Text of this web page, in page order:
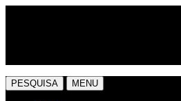
PESQUISA MENU